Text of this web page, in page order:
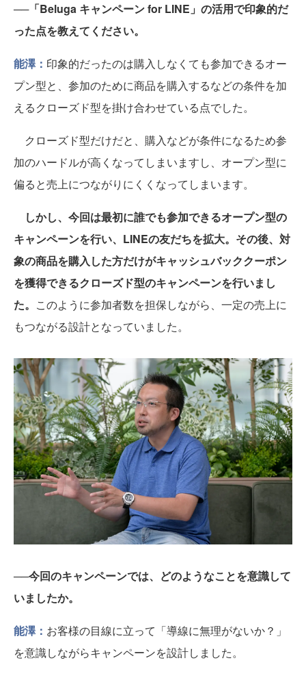
──「Beluga キャンペーン for LINE」の活用で印象的だ
った点を教えてください。
能澤： 印象的だったのは購入しなくても参加できるオー
プン型と、参加のために商品を購入するなどの条件を加
えるクローズド型を掛け合わせている点でした。
クローズド型だけだと、購入などが条件になるため参
加のハードルが高くなってしまいますし、オープン型に
偏ると売上につながりにくくなってしまいます。
しかし、今回は最初に誰でも参加できるオープン型の
キャンペーンを行い、LINEの友だちを拡大。その後、対
象の商品を購入した方だけがキャッシュバッククーポン
を獲得できるクローズド型のキャンペーンを行いまし
た。 このように参加者数を担保しながら、一定の売上に
もつながる設計となっていました。
──今回のキャンペーンでは、どのようなことを意識して
いましたか。
能澤： お客様の目線に立って「導線に無理がないか？」
を意識しながらキャンペーンを設計しました。